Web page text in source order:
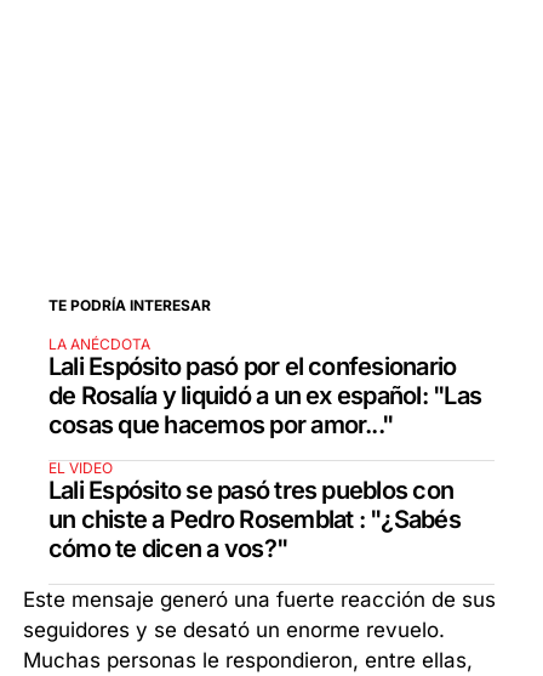
TE PODRÍA INTERESAR
LA ANÉCDOTA
Lali Espósito pasó por el confesionario
de Rosalía y liquidó a un ex español: "Las
cosas que hacemos por amor..."
EL VIDEO
Lali Espósito se pasó tres pueblos con
un chiste a Pedro Rosemblat : "¿Sabés
cómo te dicen a vos?"
Este mensaje generó una fuerte reacción de sus
seguidores y se desató un enorme revuelo.
Muchas personas le respondieron, entre ellas,